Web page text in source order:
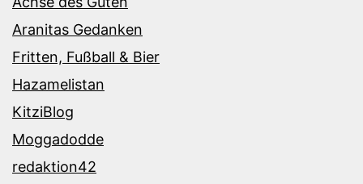
Aranitas Gedanken
Fritten, Fußball & Bier
Hazamelistan
KitziBlog
Moggadodde
redaktion42